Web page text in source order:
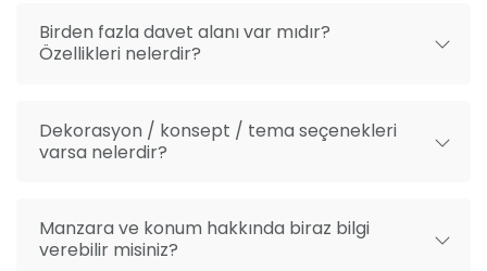
Birden fazla davet alanı var mıdır?
Özellikleri nelerdir?
Dekorasyon / konsept / tema seçenekleri
varsa nelerdir?
Manzara ve konum hakkında biraz bilgi
verebilir misiniz?